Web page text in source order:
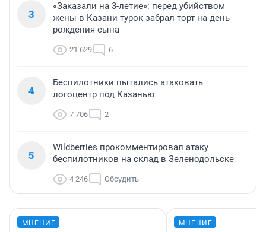
3
«Заказали на 3-летие»: перед убийством
жены в Казани турок забрал торт на день
рождения сына
21 629 6
4
Беспилотники пытались атаковать
логоцентр под Казанью
7 706 2
5
Wildberries прокомментировал атаку
беспилотников на склад в Зеленодольске
4 246 Обсудить
МНЕНИЕ МНЕНИЕ